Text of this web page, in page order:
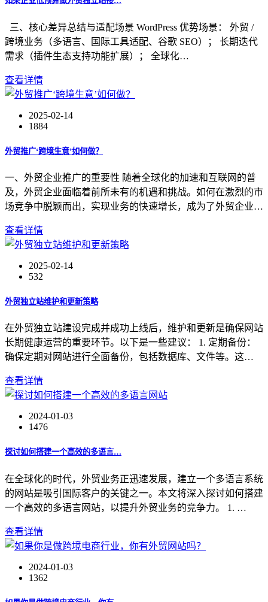
三、核心差异总结与适配场景 WordPress 优势场景： 外贸 /
跨境业务（多语言、国际工具适配、谷歌 SEO）； 长期迭代
需求（插件生态支持功能扩展）； 全球化…
查看详情
2025-02-14
1884
外贸推广‘跨境生意’如何做？
一、外贸企业推广的重要性 随着全球化的加速和互联网的普
及，外贸企业面临着前所未有的机遇和挑战。如何在激烈的市
场竞争中脱颖而出，实现业务的快速增长，成为了外贸企业…
查看详情
2025-02-14
532
外贸独立站维护和更新策略
在外贸独立站建设完成并成功上线后，维护和更新是确保网站
长期健康运营的重要环节。以下是一些建议： 1. 定期备份：
确保定期对网站进行全面备份，包括数据库、文件等。这…
查看详情
2024-01-03
1476
探讨如何搭建一个高效的多语言…
在全球化的时代，外贸业务正迅速发展，建立一个多语言系统
的网站是吸引国际客户的关键之一。本文将深入探讨如何搭建
一个高效的多语言网站，以提升外贸业务的竞争力。 1. …
查看详情
2024-01-03
1362